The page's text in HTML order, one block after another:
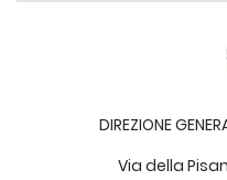
DIREZIONE
Via della